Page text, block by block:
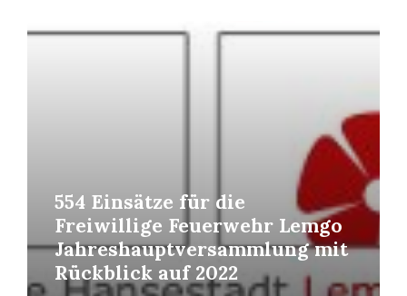
554 Einsätze für die
Freiwillige Feuerwehr Lemgo
Jahreshauptversammlung mit
Rückblick auf 2022
Mehr